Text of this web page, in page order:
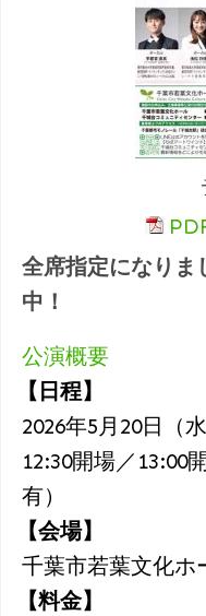
全席指定になりま
中！
公演概要
【日程】
2026年5月20日（水
12:30開場／13:00
有）
【会場】
千葉市若葉文化ホ
【料金】